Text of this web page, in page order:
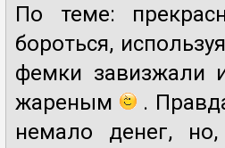
По теме:
бороться,
фемки завизжали
жареным
.
немало денег,